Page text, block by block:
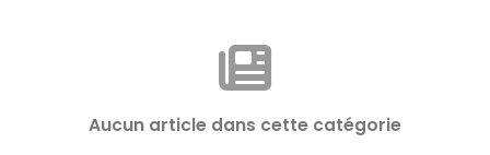
Aucun article dans cette catégorie